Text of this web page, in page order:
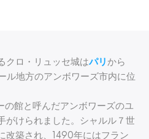
クロ・リュッセ城はパリ から
ル地方のアンボワーズ市内に位
の館と呼んだアンボワーズのユ
がけられました。シャルル７世
改築され、1490年にはフラン